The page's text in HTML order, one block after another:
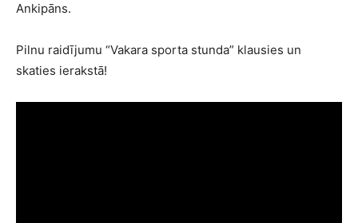
Ankipāns.
Pilnu raidījumu “Vakara sporta stunda” klausies un
skaties ierakstā!